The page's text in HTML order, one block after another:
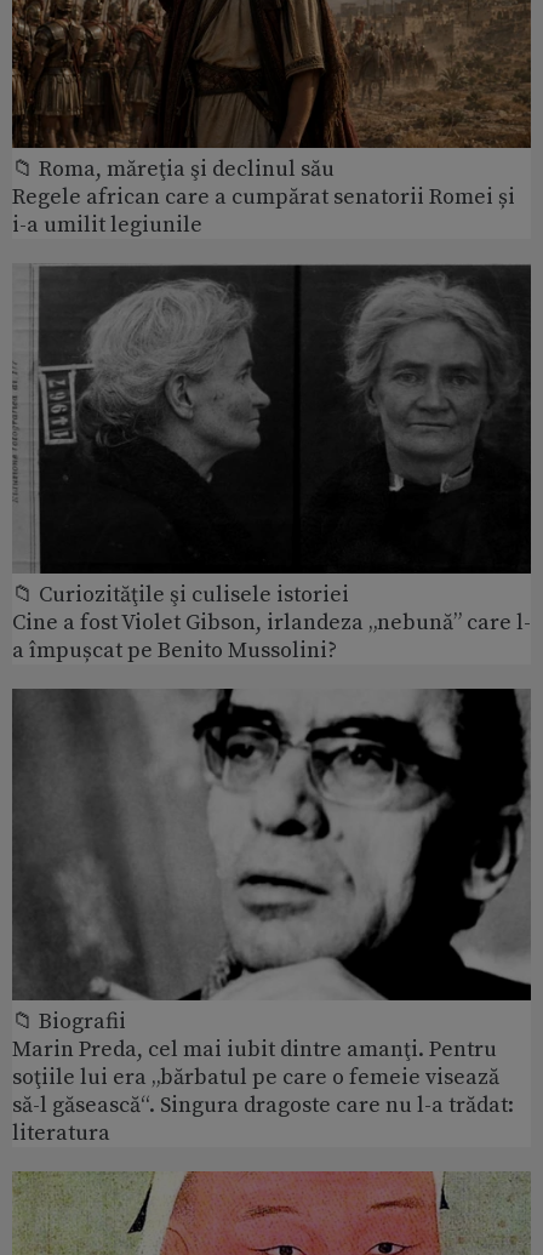
📁 Roma, măreţia şi declinul său
Regele african care a cumpărat senatorii Romei și
i-a umilit legiunile
📁 Curiozităţile şi culisele istoriei
Cine a fost Violet Gibson, irlandeza „nebună” care l-
a împușcat pe Benito Mussolini?
📁 Biografii
Marin Preda, cel mai iubit dintre amanţi. Pentru
soţiile lui era „bărbatul pe care o femeie visează
să-l găsească“. Singura dragoste care nu l-a trădat:
literatura